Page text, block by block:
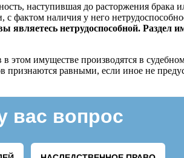
наступившая до расторжения брака
фактом наличия у него
являетесь нетрудоспособной. Раздел
этом имуществе производятся в
признаются равными, если иное не